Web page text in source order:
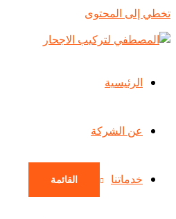
تخطي إلى المحتوى
الرئيسية
عن الشركة
خدماتنا القائمة